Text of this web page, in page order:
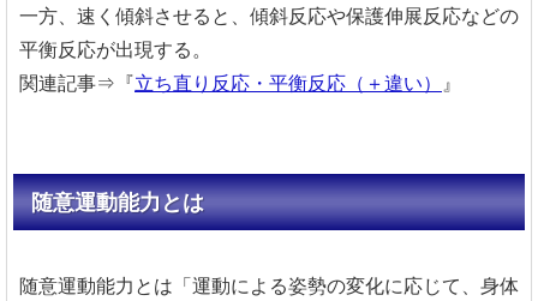
一方、速く傾斜させると、傾斜反応や保護伸展反応などの
平衡反応が出現する。
関連記事⇒『立ち直り反応・平衡反応（＋違い） 』
随意運動能力とは
随意運動能力とは「運動による姿勢の変化に応じて、身体